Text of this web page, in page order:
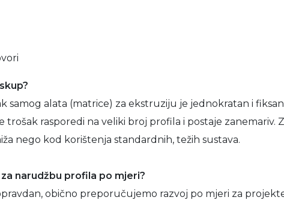
samog alata (matrice) za ekstruziju je jednokratan i
trošak rasporedi na veliki broj profila i postaje zanemariv.
nego kod korištenja standardnih, težih sustava.
narudžbu profila po mjeri?
obično preporučujemo razvoj po mjeri za